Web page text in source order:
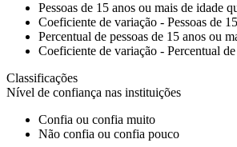
Pessoas de 15 anos ou mais de idade
Coeficiente de variação - Pessoas de
Percentual de pessoas de 15 anos ou
Coeficiente de variação - Percentual
Classificações
Nível de confiança nas instituições
Confia ou confia muito
Não confia ou confia pouco